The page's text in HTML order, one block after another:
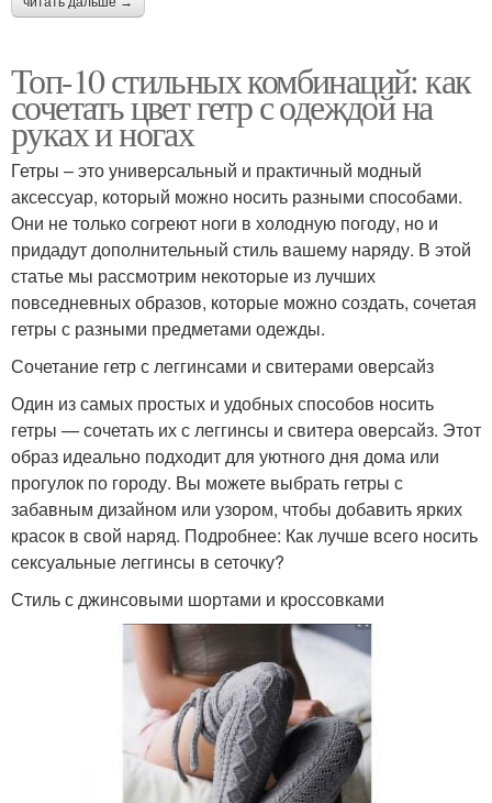
Топ-10 стильных комбинаций: как
сочетать цвет гетр с одеждой на
руках и ногах
Гетры – это универсальный и практичный модный
аксессуар, который можно носить разными способами.
Они не только согреют ноги в холодную погоду, но и
придадут дополнительный стиль вашему наряду. В этой
статье мы рассмотрим некоторые из лучших
повседневных образов, которые можно создать, сочетая
гетры с разными предметами одежды.
Сочетание гетр с леггинсами и свитерами оверсайз
Один из самых простых и удобных способов носить
гетры — сочетать их с леггинсы и свитера оверсайз. Этот
образ идеально подходит для уютного дня дома или
прогулок по городу. Вы можете выбрать гетры с
забавным дизайном или узором, чтобы добавить ярких
красок в свой наряд. Подробнее: Как лучше всего носить
сексуальные леггинсы в сеточку?
Стиль с джинсовыми шортами и кроссовками